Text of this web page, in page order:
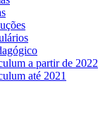
a partir de 2022
até 2021